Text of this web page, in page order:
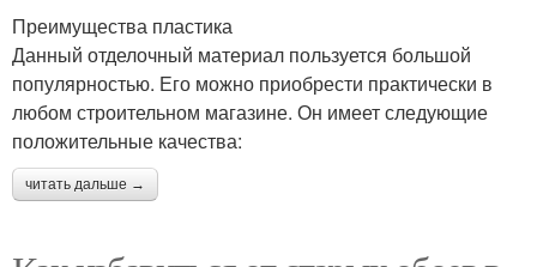
Преимущества пластика
Данный отделочный материал пользуется большой
популярностью. Его можно приобрести практически в
любом строительном магазине. Он имеет следующие
положительные качества:
читать дальше →